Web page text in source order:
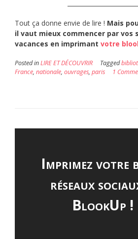
Tout ça donne envie de lire ! Mais
il vaut mieux commencer par vos
vacances en imprimant votre
Posted inLIRE ET DÉCOUVRIR Tagged
France, nationale, ouvrages, paris 1
Imprimez votre
réseaux
BlookUp !